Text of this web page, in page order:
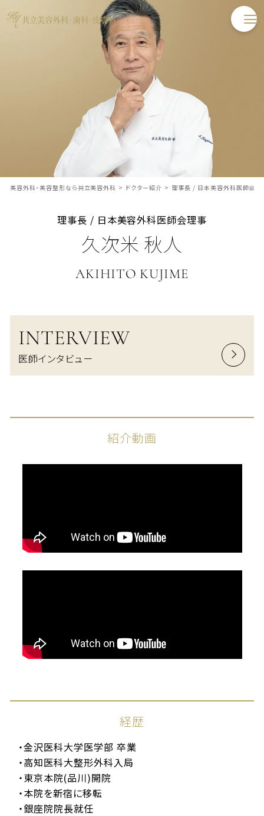
美容外科・美容整形なら共立美容外科 > ドクター紹介 > 理事長 / 日本美容外科医師会理
理事長 / 日本美容外科医師会理事
久次米 秋人
AKIHITO KUJIME
INTERVIEW
医師インタビュー
紹介動画
経歴
金沢医科大学医学部 卒業
高知医科大整形外科入局
東京本院(品川)開院
本院を新宿に移転
銀座院院長就任